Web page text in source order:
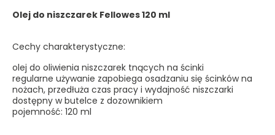
Olej do niszczarek Fellowes 120 ml
Cechy charakterystyczne:
olej do oliwienia niszczarek tnących na ścinki
regularne używanie zapobiega osadzaniu się ścinków na
nożach, przedłuża czas pracy i wydajność niszczarki
dostępny w butelce z dozownikiem
pojemność: 120 ml